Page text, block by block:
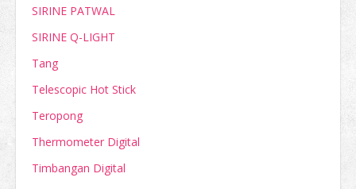
SIRINE PATWAL
SIRINE Q-LIGHT
Tang
Telescopic Hot Stick
Teropong
Thermometer Digital
Timbangan Digital